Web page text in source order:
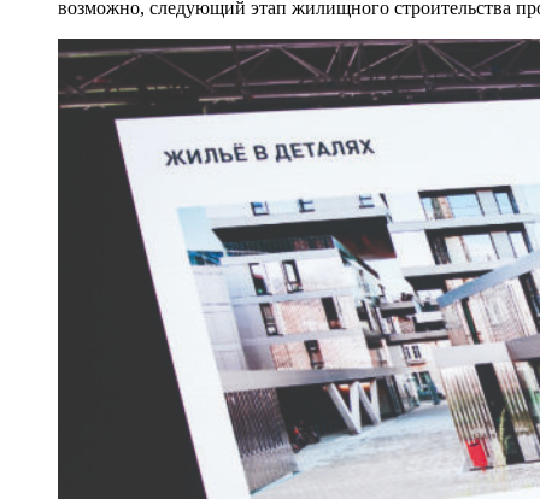
возможно, следующий этап жилищного строительства